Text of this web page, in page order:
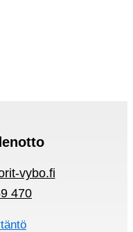
vybo.fi
470